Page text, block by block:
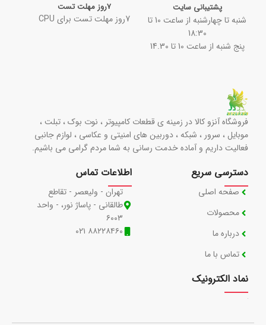
پشتیبانی سایت
شنبه تا چهارشنبه از ساعت 10 تا
18:30
پنج شنبه از ساعت 10 تا 14.30
7روز مهلت تست
7روز مهلت تست برای CPU
فروشگاه آنزو کالا در زمینه ی قطعات کامپیوتر ، نوت بوک ، تبلت ،
موبایل ، سرور ، شبکه ، دوربین های امنیتی و عکاسی ، لوازم جانبی
فعالیت داریم و آماده خدمت رسانی به شما مردم گرامی می باشیم.
دسترسی سریع
صفحه اصلی
محصولات
درباره ما
تماس با ما
اطلاعات تماس
تهران - ولیعصر - تقاطع
طالقانی - پاساژ نور، - واحد
۶۰۰۳
۸۸۲۲۸۴۶۰ ۰۲۱
نماد الکترونیک